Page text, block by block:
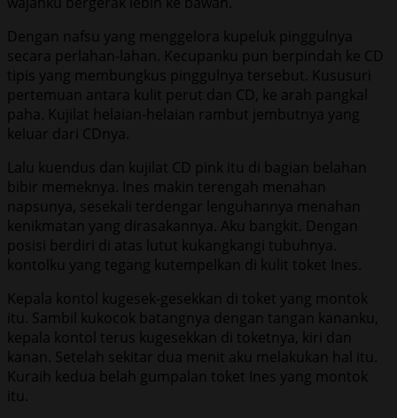
Dengan nafsu yang menggelora kupeluk pinggulnya
secara perlahan-lahan. Kecupanku pun berpindah ke CD
tipis yang membungkus pinggulnya tersebut. Kususuri
pertemuan antara kulit perut dan CD, ke arah pangkal
paha. Kujilat helaian-helaian rambut jembutnya yang
keluar dari CDnya.
Lalu kuendus dan kujilat CD pink itu di bagian belahan
bibir memeknya. Ines makin terengah menahan
napsunya, sesekali terdengar lenguhannya menahan
kenikmatan yang dirasakannya. Aku bangkit. Dengan
posisi berdiri di atas lutut kukangkangi tubuhnya.
kontolku yang tegang kutempelkan di kulit toket Ines.
Kepala kontol kugesek-gesekkan di toket yang montok
itu. Sambil kukocok batangnya dengan tangan kananku,
kepala kontol terus kugesekkan di toketnya, kiri dan
kanan. Setelah sekitar dua menit aku melakukan hal itu.
Kuraih kedua belah gumpalan toket Ines yang montok
itu.